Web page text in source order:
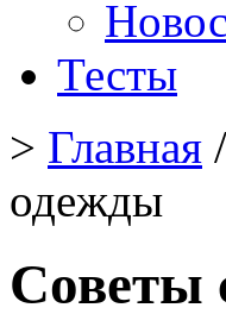
Тесты
> Главная /
одежды
Советы